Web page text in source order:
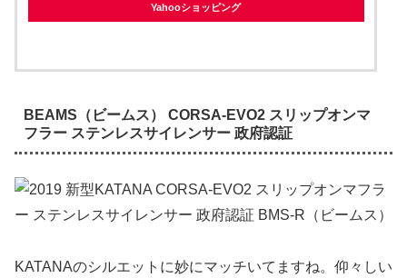
Yahooショッピング
BEAMS（ビームス） CORSA-EVO2 スリップオンマ
フラー ステンレスサイレンサー 政府認証
KATANAのシルエットに妙にマッチいてますね。仰々しい